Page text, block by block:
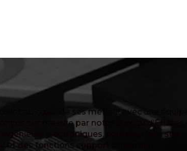
au cœur de ses métiers avec une équipe
sur mesure par notre Bureau d’Études,
électroniques, soutenu dans son
et des fonctions support fortement